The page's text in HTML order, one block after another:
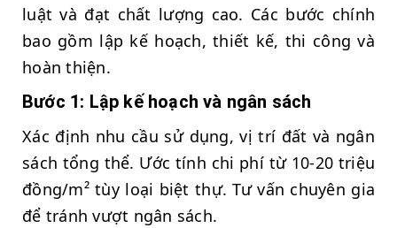
luật và đạt chất lượng cao. Các bước chính
bao gồm lập kế hoạch, thiết kế, thi công và
hoàn thiện.
Bước 1: Lập kế hoạch và ngân sách
Xác định nhu cầu sử dụng, vị trí đất và ngân
sách tổng thể. Ước tính chi phí từ 10-20 triệu
đồng/m² tùy loại biệt thự. Tư vấn chuyên gia
để tránh vượt ngân sách.